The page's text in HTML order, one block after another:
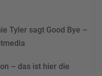
Tyler sagt Good Bye –
– das ist hier die